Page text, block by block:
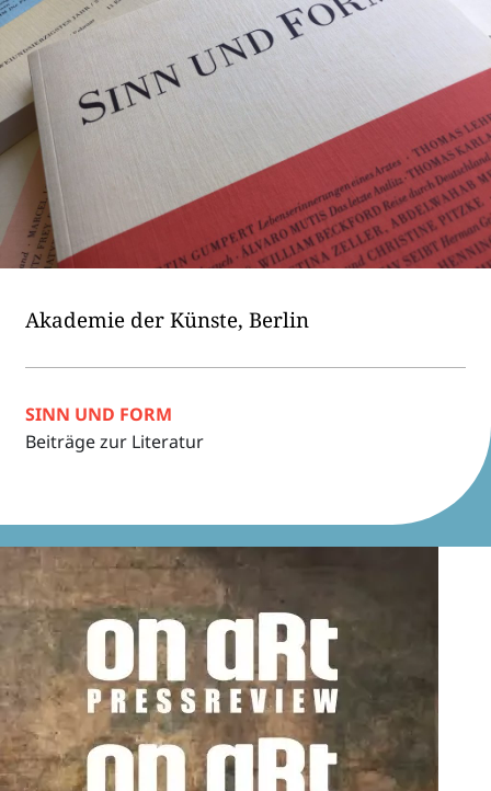
Akade­mie der Künste, Berlin
SINN UND FORM
Beiträge zur Literatur